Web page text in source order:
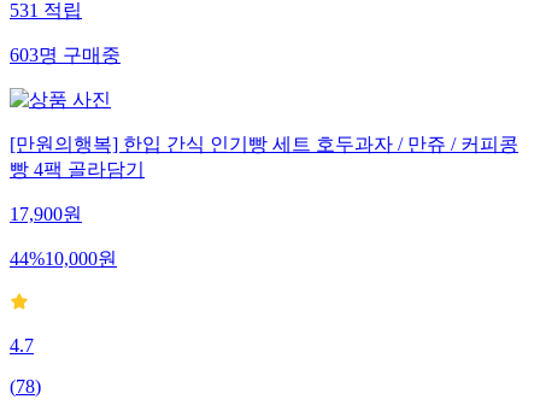
531적립
603명구매중
[만원의행복] 한입 간식 인기빵 세트 호두과자 / 만쥬 / 커피콩
빵 4팩 골라담기
17,900원
44%10,000원
4.7
(78)